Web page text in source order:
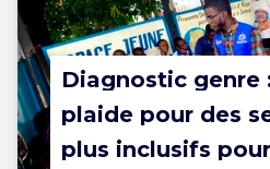
Diagnostic genre
plaide pour des
plus inclusifs